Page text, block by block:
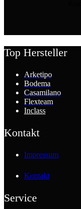
Top Hersteller
Arketipo
Bodema
Casamilano
Flexteam
Inclass
Kontakt
Impressum
Kontakt
Service